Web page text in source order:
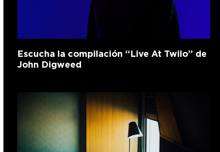
Escucha la compilación “Live At Twilo” de
John Digweed